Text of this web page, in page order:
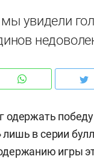
увидели
одержать
в серии
игры